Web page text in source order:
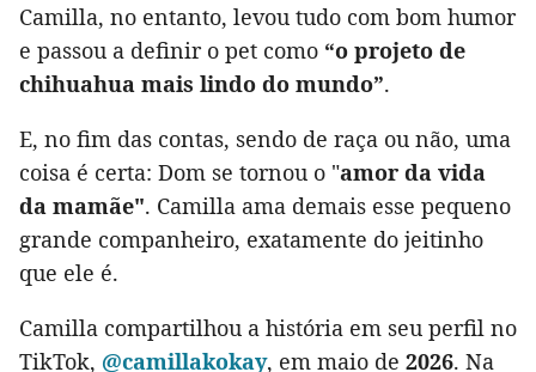
Camilla, no entanto, levou tudo com bom humor
e passou a definir o pet como “o projeto de
chihuahua mais lindo do mundo”.
E, no fim das contas, sendo de raça ou não, uma
coisa é certa: Dom se tornou o "amor da vida
da mamãe". Camilla ama demais esse pequeno
grande companheiro, exatamente do jeitinho
que ele é.
Camilla compartilhou a história em seu perfil no
TikTok, @camillakokay, em maio de 2026. Na